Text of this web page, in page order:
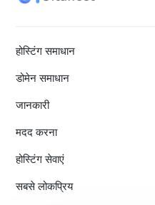
होस्टिंग समाधान
डोमेन समाधान
जानकारी
मदद करना
होस्टिंग सेवाएं
सबसे लोकप्रिय